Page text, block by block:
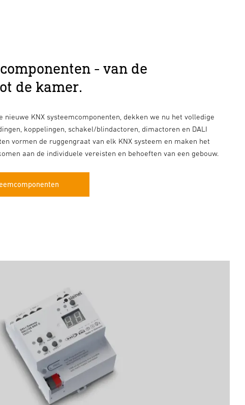
- van de
de kamer.
nieuwe KNX systeemcomponenten, dekken we nu het volledige
koppelingen, schakel/blindactoren, dimactoren en DALI
vormen de ruggengraat van elk KNX systeem en maken het
aan de individuele vereisten en behoeften van een gebouw.